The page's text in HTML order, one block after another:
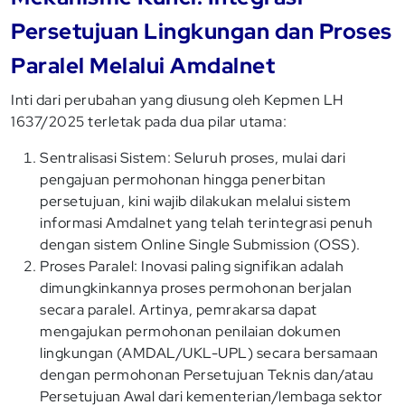
Persetujuan Lingkungan dan Proses
Paralel Melalui Amdalnet
Inti dari perubahan yang diusung oleh Kepmen LH
1637/2025 terletak pada dua pilar utama:
Sentralisasi Sistem: Seluruh proses, mulai dari
pengajuan permohonan hingga penerbitan
persetujuan, kini wajib dilakukan melalui sistem
informasi Amdalnet yang telah terintegrasi penuh
dengan sistem Online Single Submission (OSS).
Proses Paralel: Inovasi paling signifikan adalah
dimungkinkannya proses permohonan berjalan
secara paralel. Artinya, pemrakarsa dapat
mengajukan permohonan penilaian dokumen
lingkungan (AMDAL/UKL-UPL) secara bersamaan
dengan permohonan Persetujuan Teknis dan/atau
Persetujuan Awal dari kementerian/lembaga sektor